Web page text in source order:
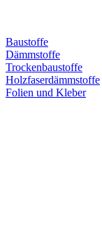
Baustoffe
Dämmstoffe
Trockenbaustoffe
Holzfaserdämmstoffe
Folien und Kleber